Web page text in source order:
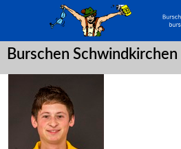
Burschen Schwindkirchen
INHALT